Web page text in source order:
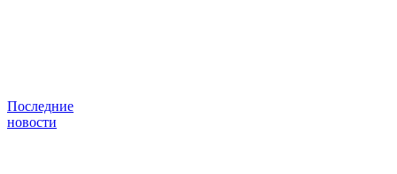
Последние
новости